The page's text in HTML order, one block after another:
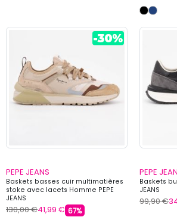
PEPE JEANS
Baskets basses cuir multimatières
stoke avec lacets Homme PEPE
JEANS
130,00 €41,99 € 67%
PEPE
Baskets
JEANS
99,90 €